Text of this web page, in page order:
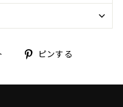
Twitterピンする